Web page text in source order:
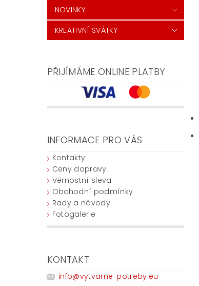
NOVINKY
KREATIVNÍ SVÁTKY
PŘIJÍMÁME ONLINE PLATBY
INFORMACE PRO VÁS
Kontakty
Ceny dopravy
Věrnostní sleva
Obchodní podmínky
Rady a návody
Fotogalerie
KONTAKT
info@vytvarne-potreby.eu